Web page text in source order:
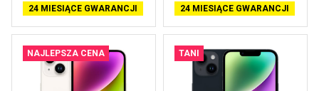
24 MIESIĄCE GWARANCJI
24 MIESIĄCE GWARANCJI
NAJLEPSZA CENA TANI